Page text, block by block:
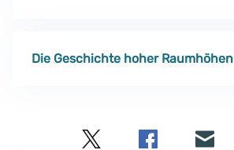
Die Geschichte hoher Raumhöhen